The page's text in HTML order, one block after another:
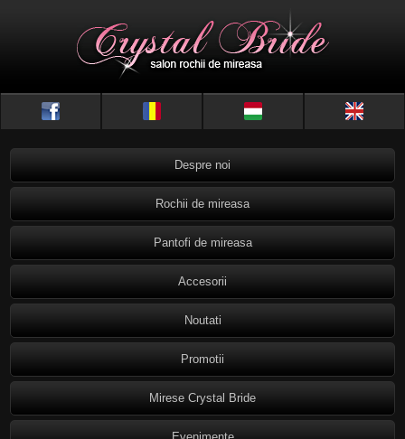
Despre noi
Rochii de mireasa
Pantofi de mireasa
Accesorii
Noutati
Promotii
Mirese Crystal Bride